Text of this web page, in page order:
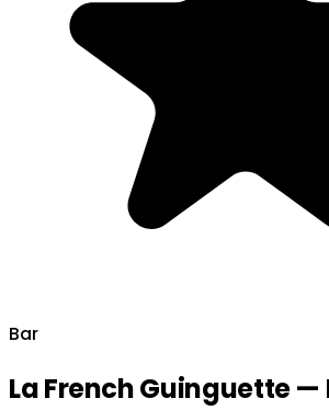
Bar
La French Guinguette —